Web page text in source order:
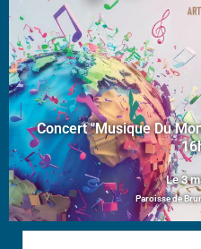
Concert "Musique Du
Le 3
Paroisse de